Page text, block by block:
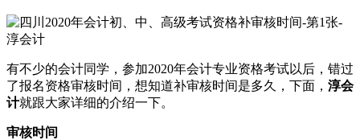
有不少的会计同学，参加2020年会计专业资格考试以后，错过
了报名资格审核时间，想知道补审核时间是多久，下面， 淳会
计就跟大家详细的介绍一下。
审核时间